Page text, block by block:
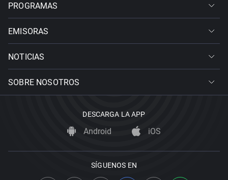
PROGRAMAS
EMISORAS
NOTICIAS
SOBRE NOSOTROS
DESCARGA LA APP
Android iOS
SÍGUENOS EN